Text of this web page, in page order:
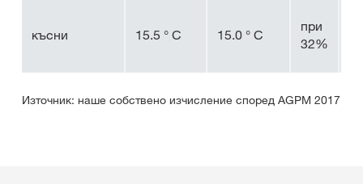
късни 15.5 ° С 15.0 ° С
при
32%
Източник: наше собствено изчисление според AGPM 2017